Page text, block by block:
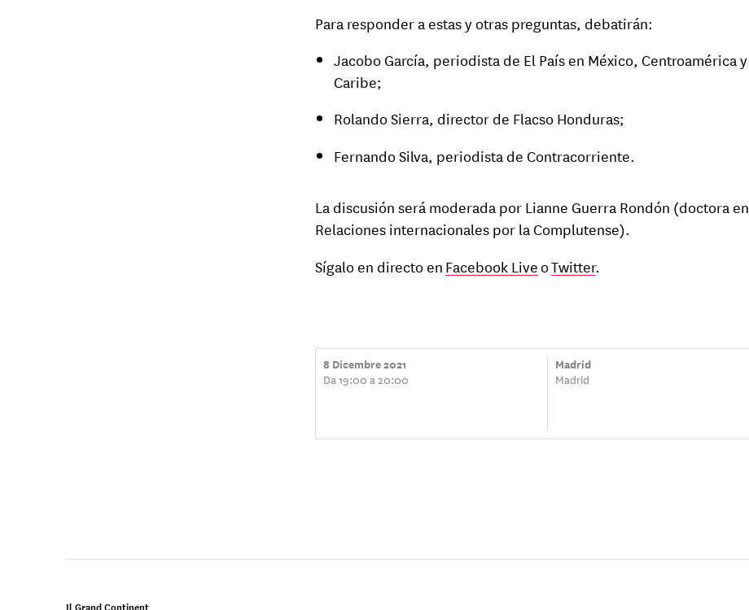
Para responder a estas y otras preguntas, debatirán:
Jacobo García, periodista de El País en México, Centroamérica y
Caribe;
Rolando Sierra, director de Flacso Honduras;
Fernando Silva, periodista de Contracorriente.
La discusión será moderada por Lianne Guerra Rondón (doctora en
Relaciones internacionales por la Complutense).
Sígalo en directo enFacebook LiveoTwitter.
8 Dicembre 2021
Da 19:00 a 20:00
Madrid
Madrid
Il Grand Continent